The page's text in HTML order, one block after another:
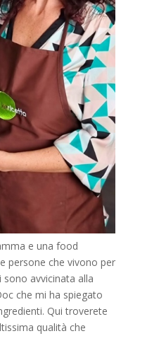
e una food
persone che vivono per
sono avvicinata alla
che mi ha spiegato
Qui troverete
qualità che